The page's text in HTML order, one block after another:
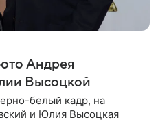
Андрея
Высоцкой
белый кадр, на
и Юлия Высоцкая